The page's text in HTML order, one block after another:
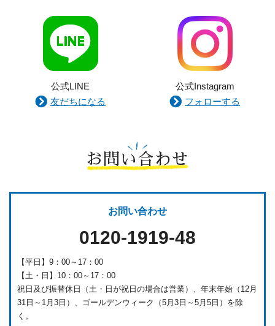
公式LINE
友だちになる
公式Instagram
フォローする
お問い合わせ
お問い合わせ
0120-1919-48
【平日】9：00～17：00
【土・日】10：00～17：00
祝日及び振替休日（土・日が祝日の場合は営業）、年末年始（12月
31日～1月3日）、ゴールデンウィーク（5月3日～5月5日）を除
く。